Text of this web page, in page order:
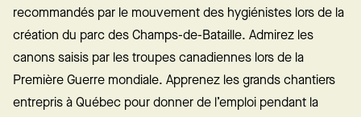
recommandés par le mouvement des hygiénistes lors de la
création du parc des Champs-de-Bataille. Admirez les
canons saisis par les troupes canadiennes lors de la
Première Guerre mondiale. Apprenez les grands chantiers
entrepris à Québec pour donner de l’emploi pendant la